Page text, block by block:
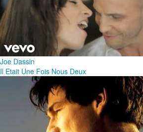
Joe Dassin
Il Etait Une Fois Nous Deux